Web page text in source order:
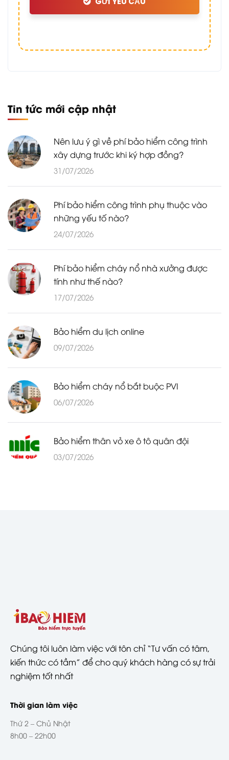
Tin tức mới cập nhật
Nên lưu ý gì về phí bảo hiểm công trình
xây dựng trước khi ký hợp đồng?
31/07/2026
Phí bảo hiểm công trình phụ thuộc vào
những yếu tố nào?
24/07/2026
Phí bảo hiểm cháy nổ nhà xưởng được
tính như thế nào?
17/07/2026
Bảo hiểm du lịch online
09/07/2026
Bảo hiểm cháy nổ bắt buộc PVI
06/07/2026
Bảo hiểm thân vỏ xe ô tô quân đội
03/07/2026
Chúng tôi luôn làm việc với tôn chỉ “Tư vấn có tâm,
kiến thức có tầm” để cho quý khách hàng có sự trải
nghiệm tốt nhất
Thời gian làm việc
Thứ 2 – Chủ Nhật
8h00 – 22h00